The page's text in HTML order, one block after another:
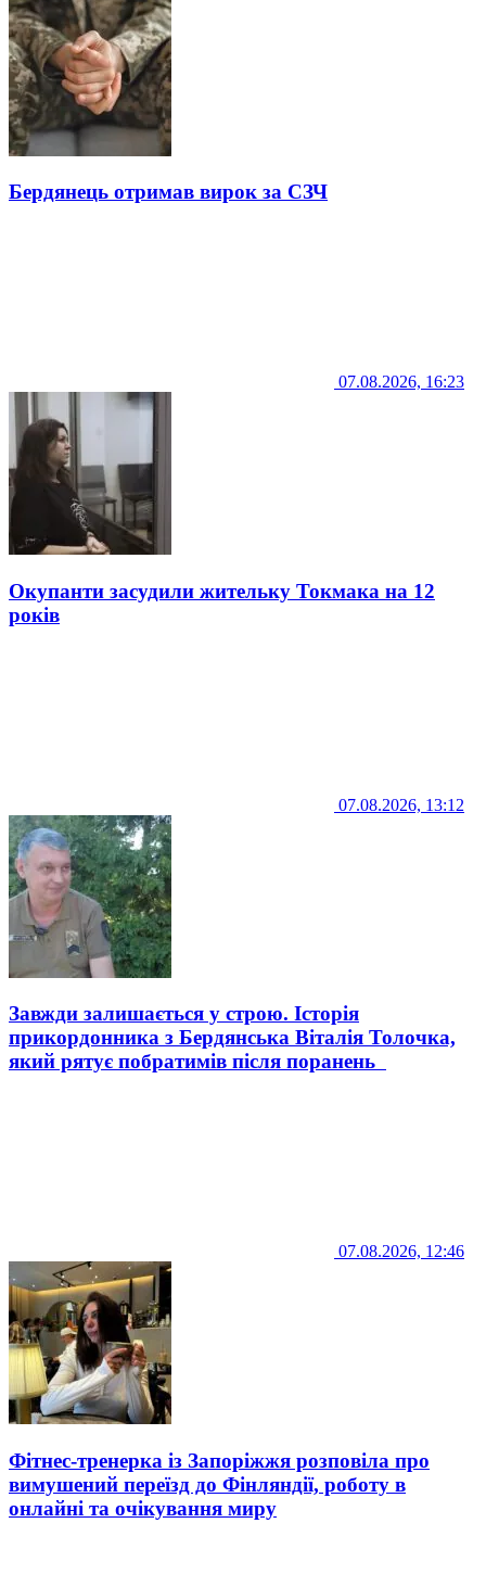
Бердянець отримав вирок за СЗЧ
07.08.2026, 16:23
Окупанти засудили жительку Токмака на 12
років
07.08.2026, 13:12
Завжди залишається у строю. Історія
прикордонника з Бердянська Віталія Толочка,
який рятує побратимів після поранень
07.08.2026, 12:46
Фітнес-тренерка із Запоріжжя розповіла про
вимушений переїзд до Фінляндії, роботу в
онлайні та очікування миру